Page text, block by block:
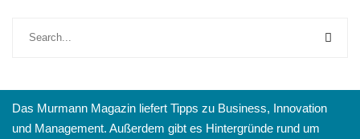
Das Murmann Magazin liefert Tipps zu Business, Innovation
und Management. Außerdem gibt es Hintergründe rund um